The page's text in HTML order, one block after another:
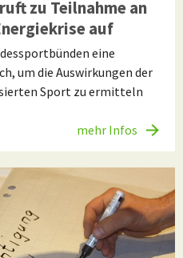
zu Teilnahme an
auf
eine
um die Auswirkungen der
Sport zu ermitteln
mehr Infos